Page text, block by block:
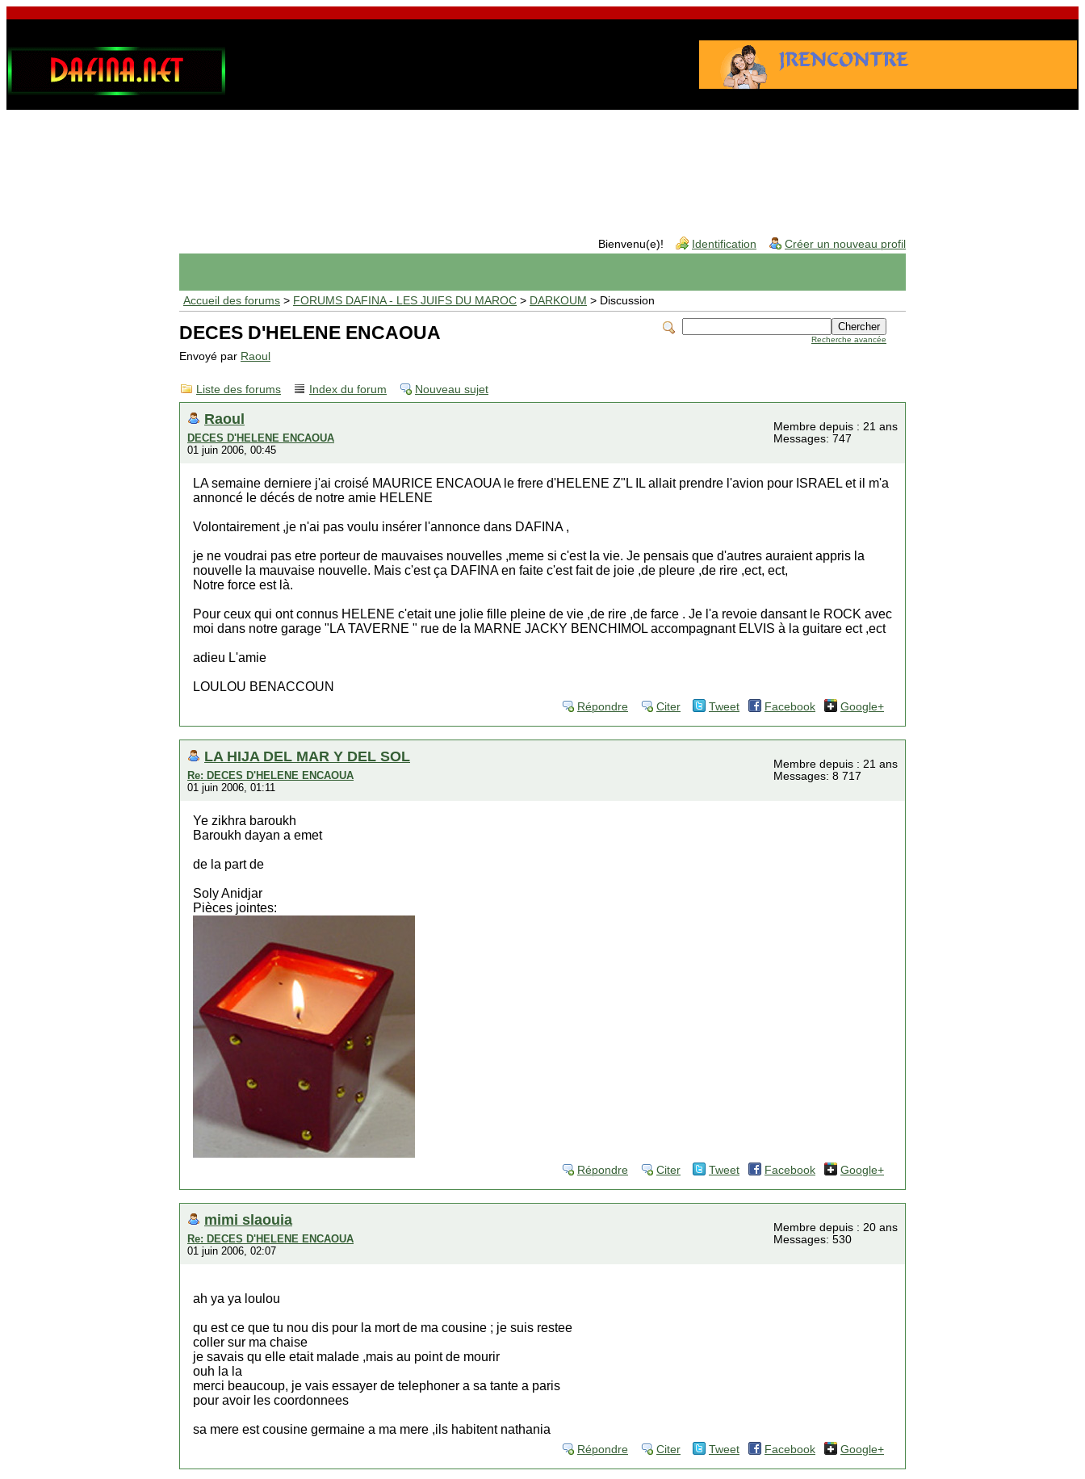
Bienvenu(e)! Identification Créer un nouveau profil
Accueil des forums > FORUMS DAFINA - LES JUIFS DU MAROC > DARKOUM > Discussion
Recherche avancée
DECES D'HELENE ENCAOUA
Envoyé par Raoul
Liste des forums Index du forum Nouveau sujet
Raoul
DECES D'HELENE ENCAOUA
01 juin 2006, 00:45
Membre depuis : 21 ans
Messages: 747
LA semaine derniere j'ai croisé MAURICE ENCAOUA le frere d'HELENE Z"L IL allait prendre l'avion pour ISRAEL et il m'a
annoncé le décés de notre amie HELENE
Volontairement ,je n'ai pas voulu insérer l'annonce dans DAFINA ,
je ne voudrai pas etre porteur de mauvaises nouvelles ,meme si c'est la vie. Je pensais que d'autres auraient appris la
nouvelle la mauvaise nouvelle. Mais c'est ça DAFINA en faite c'est fait de joie ,de pleure ,de rire ,ect, ect,
Notre force est là.
Pour ceux qui ont connus HELENE c'etait une jolie fille pleine de vie ,de rire ,de farce . Je l'a revoie dansant le ROCK avec
moi dans notre garage "LA TAVERNE " rue de la MARNE JACKY BENCHIMOL accompagnant ELVIS à la guitare ect ,ect
adieu L'amie
LOULOU BENACCOUN
Répondre Citer Tweet Facebook Google+
LA HIJA DEL MAR Y DEL SOL
Re: DECES D'HELENE ENCAOUA
01 juin 2006, 01:11
Membre depuis : 21 ans
Messages: 8 717
Ye zikhra baroukh
Baroukh dayan a emet
de la part de
Soly Anidjar
Pièces jointes:
Répondre Citer Tweet Facebook Google+
mimi slaouia
Re: DECES D'HELENE ENCAOUA
01 juin 2006, 02:07
Membre depuis : 20 ans
Messages: 530
ah ya ya loulou
qu est ce que tu nou dis pour la mort de ma cousine ; je suis restee
coller sur ma chaise
je savais qu elle etait malade ,mais au point de mourir
ouh la la
merci beaucoup, je vais essayer de telephoner a sa tante a paris
pour avoir les coordonnees
sa mere est cousine germaine a ma mere ,ils habitent nathania
Répondre Citer Tweet Facebook Google+